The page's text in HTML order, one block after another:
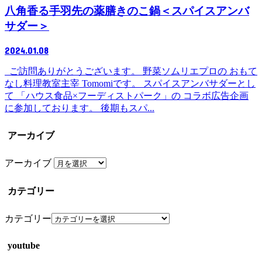
八角香る手羽先の薬膳きのこ鍋＜スパイスアンバ
サダー＞
2024.01.08
ご訪問ありがとうございます。 野菜ソムリエプロの おもて
なし料理教室主宰 Tomomiです。 スパイスアンバサダーとし
て 「ハウス食品×フーディストパーク」の コラボ広告企画
に参加しております。 後期もスパ...
アーカイブ
アーカイブ
カテゴリー
カテゴリー
youtube